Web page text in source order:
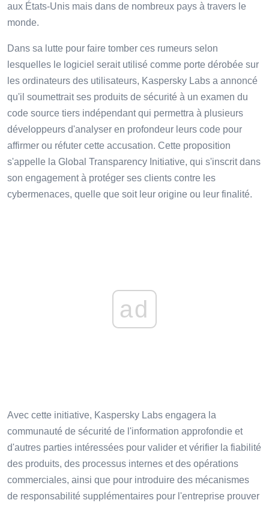
aux États-Unis mais dans de nombreux pays à travers le
monde.
Dans sa lutte pour faire tomber ces rumeurs selon
lesquelles le logiciel serait utilisé comme porte dérobée sur
les ordinateurs des utilisateurs, Kaspersky Labs a annoncé
qu'il soumettrait ses produits de sécurité à un examen du
code source tiers indépendant qui permettra à plusieurs
développeurs d'analyser en profondeur leurs code pour
affirmer ou réfuter cette accusation. Cette proposition
s'appelle la Global Transparency Initiative, qui s'inscrit dans
son engagement à protéger ses clients contre les
cybermenaces, quelle que soit leur origine ou leur finalité.
ad
Avec cette initiative, Kaspersky Labs engagera la
communauté de sécurité de l'information approfondie et
d'autres parties intéressées pour valider et vérifier la fiabilité
des produits, des processus internes et des opérations
commerciales, ainsi que pour introduire des mécanismes
de responsabilité supplémentaires pour l'entreprise prouver